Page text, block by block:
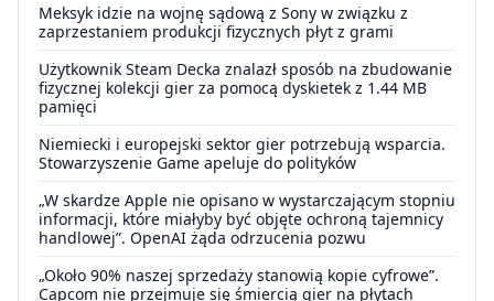
Meksyk idzie na wojnę sądową z Sony w związku z
zaprzestaniem produkcji fizycznych płyt z grami
Użytkownik Steam Decka znalazł sposób na zbudowanie
fizycznej kolekcji gier za pomocą dyskietek z 1.44 MB
pamięci
Niemiecki i europejski sektor gier potrzebują wsparcia.
Stowarzyszenie Game apeluje do polityków
„W skardze Apple nie opisano w wystarczającym stopniu
informacji, które miałyby być objęte ochroną tajemnicy
handlowej”. OpenAI żąda odrzucenia pozwu
„Około 90% naszej sprzedaży stanowią kopie cyfrowe”.
Capcom nie przejmuje się śmiercią gier na płytach